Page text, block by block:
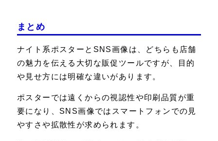
まとめ
ナイト系ポスターとSNS画像は、どちらも店舗
の魅力を伝える大切な販促ツールですが、目的
や見せ方には明確な違いがあります。
ポスターでは遠くからの視認性や印刷品質が重
要になり、SNS画像ではスマートフォンでの見
やすさや拡散性が求められます。